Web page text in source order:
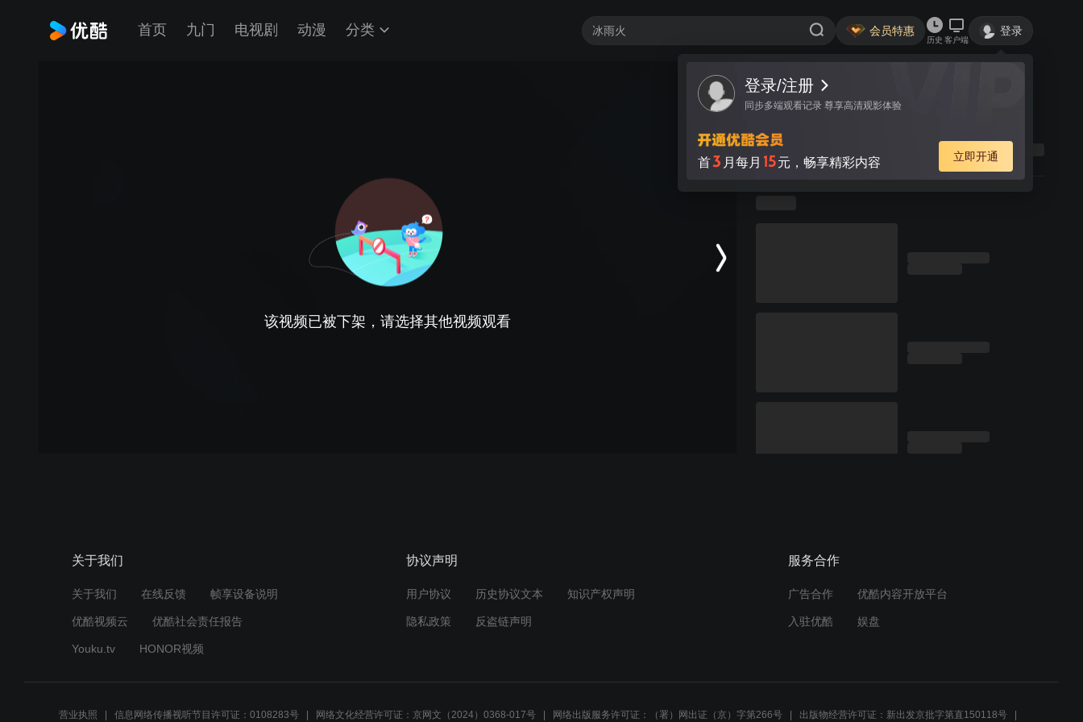
首页 九门 电视剧 动漫 分类 会员特惠
历史 客户端
登录
登录/注册
同步多端观看记录 尊享高清观影体验
首3 月每月 15元，畅享精彩内容 立即开通
该视频已被下架，请选择其他视频观看
关于我们
关于我们 在线反馈 帧享设备说明
优酷视频云 优酷社会责任报告
Youku.tv HONOR视频
协议声明
用户协议 历史协议文本 知识产权声明
隐私政策 反盗链声明
服务合作
广告合作 优酷内容开放平台
入驻优酷 娱盘
营业执照 信息网络传播视听节目许可证：0108283号 网络文化经营许可证：京网文（2024）0368-017号 网络出版服务许可证：（署）网出证（京）字第266号 出版物经营许可证：新出发京批字第直150118号